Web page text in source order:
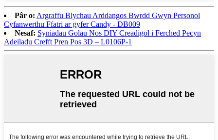
Pâr o: Argraffu Blychau Arddangos Bwrdd Gwyn Personol
Cyfanwerthu Ffatri ar gyfer Candy - DB009
Nesaf: Syniadau Golau Nos DIY Creadigol i Ferched Pecyn
Adeiladu Crefft Pren Pos 3D – L0106P-1